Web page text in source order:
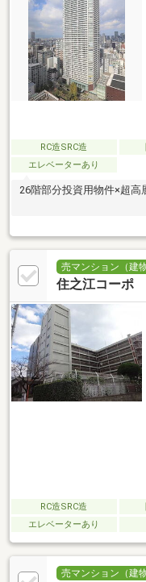
RC造SRC造
エレベーターあり
26階部分投資用物件×超高
売マンション（建
住之江コーポ
RC造SRC造
エレベーターあり
売マンション（建